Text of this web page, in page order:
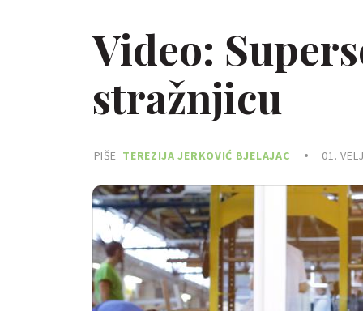
Video:
stražnjicu
PIŠE TEREZIJA JERKOVIĆ BJELAJAC 01.